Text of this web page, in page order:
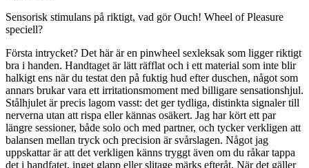
Sensorisk stimulans på riktigt, vad gör Ouch! Wheel of Pleasure
speciell?
Första intrycket? Det här är en pinwheel sexleksak som ligger riktigt
bra i handen. Handtaget är lätt räfflat och i ett material som inte blir
halkigt ens när du testat den på fuktig hud efter duschen, något som
annars brukar vara ett irritationsmoment med billigare sensationshjul.
Stålhjulet är precis lagom vasst: det ger tydliga, distinkta signaler till
nerverna utan att rispa eller kännas osäkert. Jag har kört ett par
längre sessioner, både solo och med partner, och tycker verkligen att
balansen mellan tryck och precision är svårslagen. Något jag
uppskattar är att det verkligen känns tryggt även om du råkar tappa
det i handfatet, inget glapp eller slitage märks efteråt. När det gäller